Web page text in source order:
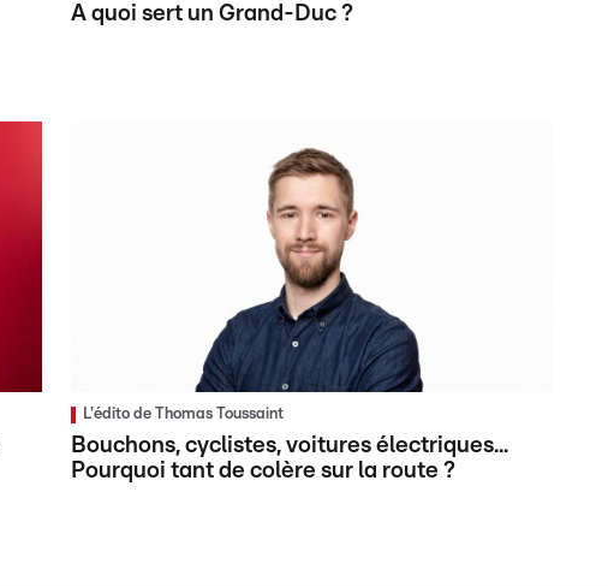
A quoi sert un Grand-Duc ?
L'édito de Thomas Toussaint
Bouchons, cyclistes, voitures électriques...
Pourquoi tant de colère sur la route ?